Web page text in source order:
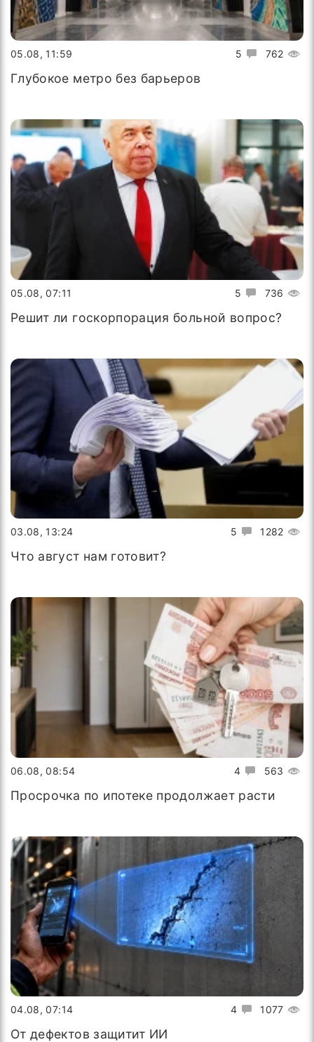
5 762
05.08, 11:59
Глубокое метро без барьеров
5 736
05.08, 07:11
Решит ли госкорпорация больной вопрос?
5 1282
03.08, 13:24
Что август нам готовит?
4 563
06.08, 08:54
Просрочка по ипотеке продолжает расти
4 1077
04.08, 07:14
От дефектов защитит ИИ